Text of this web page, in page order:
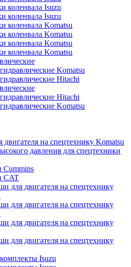
коленвала Isuzu
коленвала Isuzu
коленвала Komatsu
коленвала Komatsu
коленвала Komatsu
коленвала Komatsu
Komatsu
Hitachi
Hitachi
Komatsu
на спецтехнику Komatsu
давления для спецтехники
Cummins
CAT
для двигателя на спецтехнику
для двигателя на спецтехнику
для двигателя на спецтехнику
для двигателя на спецтехнику
Isuzu